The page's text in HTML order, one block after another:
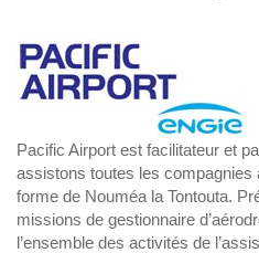
Pacific Airport est facilitateur et
assistons toutes les compagnies
forme de Nouméa la Tontouta.
missions de gestionnaire
l’ensemble des activités de